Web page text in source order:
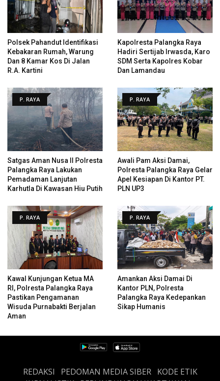
Polsek Pahandut Identifikasi
Kebakaran Rumah, Warung
Dan 8 Kamar Kos Di Jalan
R.A. Kartini
Kapolresta Palangka Raya
Hadiri Sertijab Irwasda, Karo
SDM Serta Kapolres Kobar
Dan Lamandau
P. RAYA
Satgas Aman Nusa II Polresta
Palangka Raya Lakukan
Pemadaman Lanjutan
Karhutla Di Kawasan Hiu Putih
P. RAYA
Awali Pam Aksi Damai,
Polresta Palangka Raya Gelar
Apel Kesiapan Di Kantor PT.
PLN UP3
P. RAYA
Kawal Kunjungan Ketua MA
RI, Polresta Palangka Raya
Pastikan Pengamanan
Wisuda Purnabakti Berjalan
Aman
P. RAYA
Amankan Aksi Damai Di
Kantor PLN, Polresta
Palangka Raya Kedepankan
Sikap Humanis
REDAKSI PEDOMAN MEDIA SIBER
KODE ETIK